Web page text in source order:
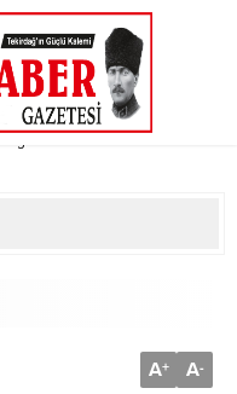
Tarihi Dönüm
Sorunu
A+ A-